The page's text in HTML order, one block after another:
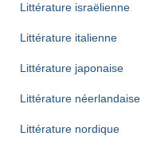
Littérature israëlienne
Littérature italienne
Littérature japonaise
Littérature néerlandaise
Littérature nordique